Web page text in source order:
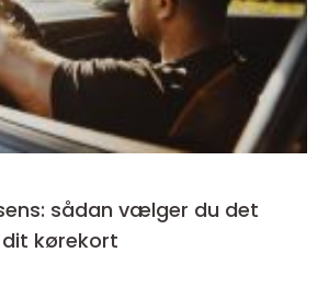
sådan vælger du det
kørekort